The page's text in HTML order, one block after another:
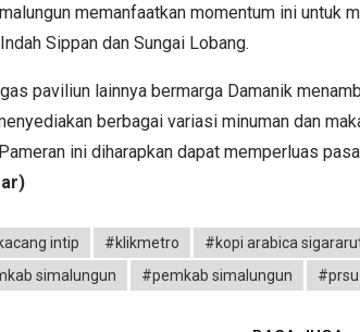
memanfaatkan momentum ini untuk
Sippan dan Sungai Lobang.
paviliun lainnya bermarga Damanik
berbagai variasi minuman dan
ini diharapkan dapat memperluas
intip #klikmetro #kopi arabica
simalungun
#pemkab simalungun #prsu